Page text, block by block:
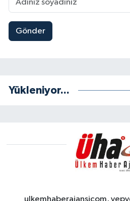
Gönder
Yükleniyor...
ulkemhaberajansicom,